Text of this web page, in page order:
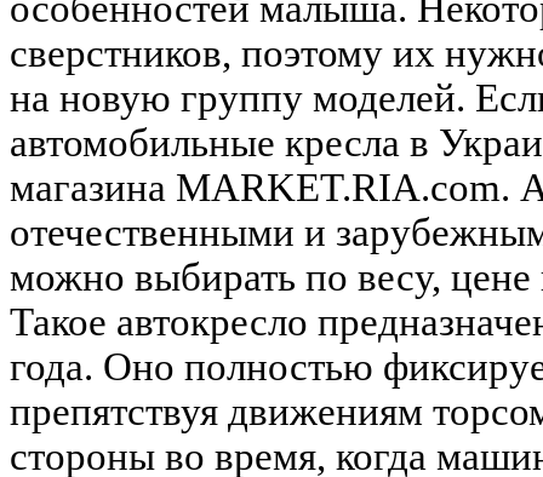
сверстников, поэтому их
на новую группу моделей.
автомобильные кресла в
магазина MARKET.RIA.com.
отечественными и
можно выбирать по весу,
Такое автокресло
года. Оно полностью
препятствуя движениям
стороны во время, когда